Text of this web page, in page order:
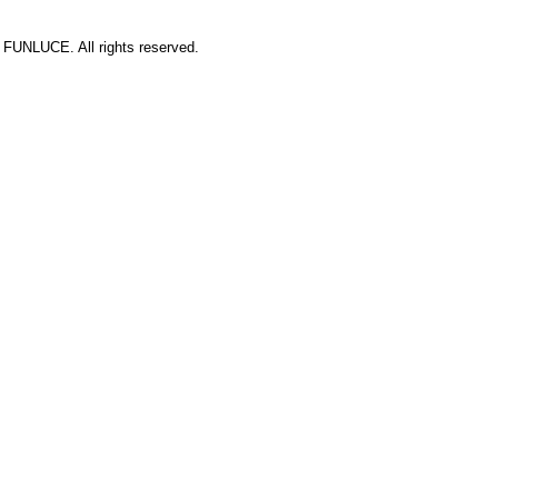
FUNLUCE. All rights reserved.